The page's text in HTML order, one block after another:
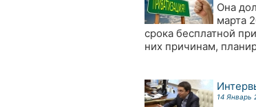
Она
марта
срока бесплатной
них причинам,
14 Январь